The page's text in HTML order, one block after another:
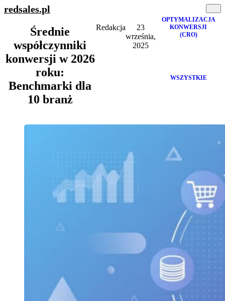
redsales.pl
Średnie
współczynniki
konwersji w 2026
roku:
Benchmarki dla
10 branż
Redakcja
23
września,
2025
OPTYMALIZACJA
KONWERSJI
(CRO)
WSZYSTKIE